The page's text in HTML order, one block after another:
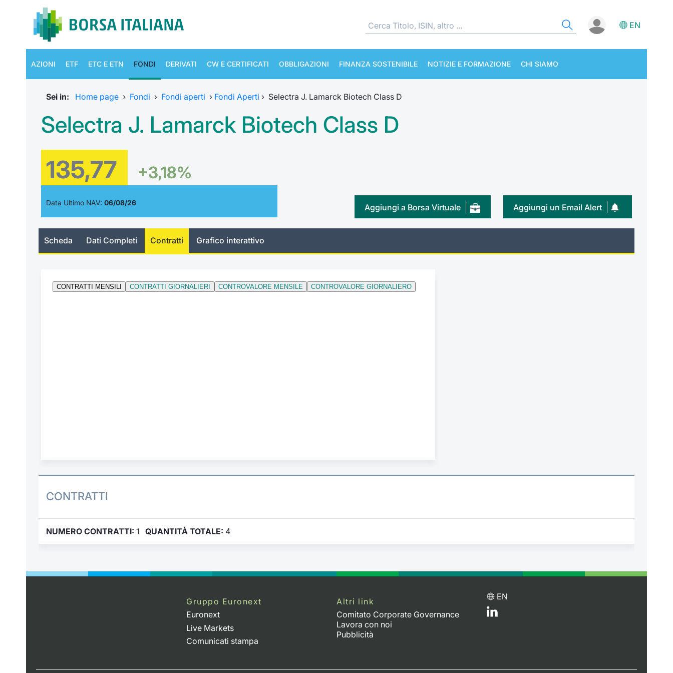
EN
AZIONI ETF ETC E ETN FONDI DERIVATI CW E CERTIFICATI OBBLIGAZIONI FINANZA SOSTENIBILE NOTIZIE E FORMAZIONE CHI SIAMO
Sei in: Home page › Fondi › Fondi aperti › Fondi Aperti › Selectra J. Lamarck Biotech Class D
Selectra J. Lamarck Biotech Class D
135,77 +3,18%
Data Ultimo NAV: 06/08/26 Aggiungi un Email Alert
Aggiungi a Borsa Virtuale
Scheda Dati Completi Contratti Grafico interattivo
CONTRATTI
NUMERO CONTRATTI: 1 QUANTITÀ TOTALE: 4
Gruppo Euronext
Euronext
Live Markets
Comunicati stampa
Altri link
Comitato Corporate Governance
Lavora con noi
Pubblicità
EN